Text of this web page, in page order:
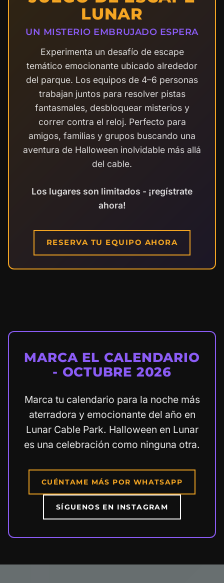
LUNAR
UN MISTERIO EMBRUJADO ESPERA
Experimenta un desafío de escape
temático emocionante ubicado alrededor
del parque. Los equipos de 4–6 personas
trabajan juntos para resolver pistas
fantasmales, desbloquear misterios y
correr contra el reloj. Perfecto para
amigos, familias y grupos buscando una
aventura de Halloween inolvidable más allá
del cable.
Los lugares son limitados - ¡regístrate
ahora!
RESERVA TU EQUIPO AHORA
MARCA EL CALENDARIO
- OCTUBRE 2026
Marca tu calendario para la noche más
aterradora y emocionante del año en
Lunar Cable Park. Halloween en Lunar
es una celebración como ninguna otra.
CUÉNTAME MÁS POR WHATSAPP
SÍGUENOS EN INSTAGRAM